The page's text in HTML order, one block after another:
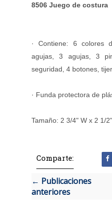
8506 Juego de costura
· Contiene: 6 colores
agujas, 3 agujas, 3
seguridad, 4 botones,
· Funda protectora de
Tamaño: 2 3/4" W x 2 1/
Comparte:
← Publicaciones
anteriores